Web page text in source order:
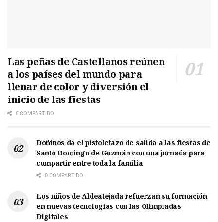
Las peñas de Castellanos reúnen
a los países del mundo para
llenar de color y diversión el
inicio de las fiestas
0 COMPARTIDO
Doñinos da el pistoletazo de salida a las fiestas de
Santo Domingo de Guzmán con una jornada para
compartir entre toda la familia
0 COMPARTIDO
Los niños de Aldeatejada refuerzan su formación
en nuevas tecnologías con las Olimpiadas
Digitales